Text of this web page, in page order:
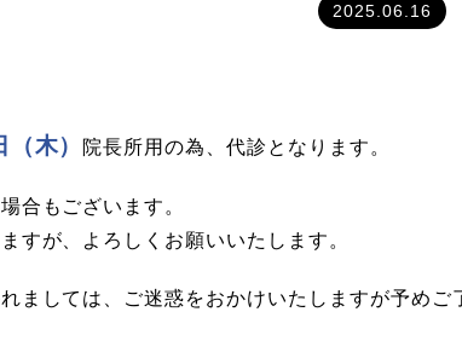
2025.06.16
（木）院長所用の為、代診となります。
合もございます。
すが、よろしくお願いいたします。
ましては、ご迷惑をおかけいたしますが予めご